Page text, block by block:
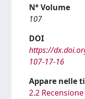
N° Volume
107
DOI
https://
107-17-16
Appare nelle
2.2